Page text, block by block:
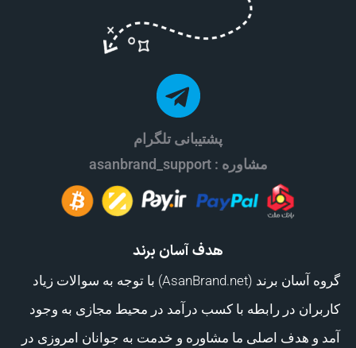
پشتیبانی تلگرام
مشاوره : asanbrand_support
هدف آسان برند
گروه آسان برند (AsanBrand.net) با توجه به سوالات زیاد
کاربران در رابطه با کسب درآمد در محیط مجازی به وجود
آمد و هدف اصلی ما مشاوره و خدمت به جوانان امروزی در